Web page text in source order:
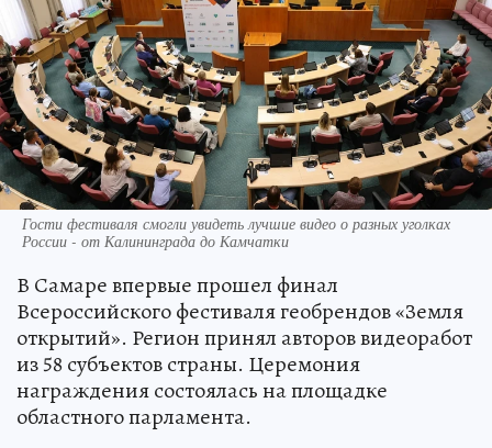
Гости фестиваля смогли увидеть лучшие видео о разных уголках
России - от Калининграда до Камчатки
В Самаре впервые прошел финал
Всероссийского фестиваля геобрендов «Земля
открытий». Регион принял авторов видеоработ
из 58 субъектов страны. Церемония
награждения состоялась на площадке
областного парламента.